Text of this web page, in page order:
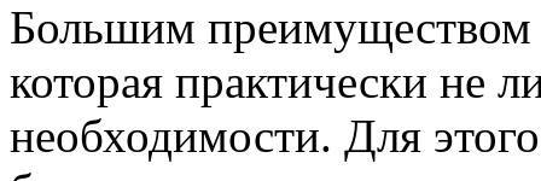
Большим преимуществом
которая практически не
необходимости. Для